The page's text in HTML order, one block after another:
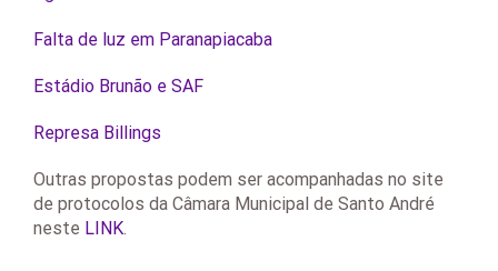
Falta de luz em Paranapiacaba
Estádio Brunão e SAF
Represa Billings
Outras propostas podem ser acompanhadas no site
de protocolos da Câmara Municipal de Santo André
neste LINK